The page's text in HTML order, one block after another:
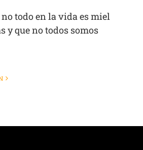
no todo en la vida es miel
y que no todos somos